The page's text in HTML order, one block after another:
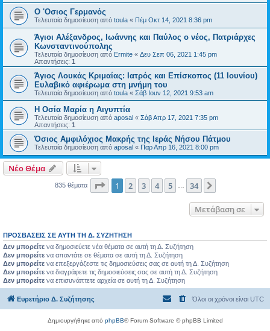
O 'Oσιος Γερμανός
Τελευταία δημοσίευση από toula « Πέμ Οκτ 14, 2021 8:36 pm
Άγιοι Αλέξανδρος, Ιωάννης και Παύλος ο νέος, Πατριάρχες
Κωνσταντινούπολης
Τελευταία δημοσίευση από Ermite « Δευ Σεπ 06, 2021 1:45 pm
Απαντήσεις: 1
Άγιος Λουκάς Κριμαίας: Ιατρός και Επίσκοπος (11 Ιουνίου)
Ευλαβικό αφιέρωμα στη μνήμη του
Τελευταία δημοσίευση από toula « Σάβ Ιουν 12, 2021 9:53 am
Η Οσία Μαρία η Αιγυπτία
Τελευταία δημοσίευση από aposal « Σάβ Απρ 17, 2021 7:35 pm
Απαντήσεις: 1
Όσιος Αμφιλόχιος Μακρής της Ιεράς Νήσου Πάτμου
Τελευταία δημοσίευση από aposal « Παρ Απρ 16, 2021 8:00 pm
Νέο Θέμα
835 θέματα Σελίδα από34
1 2 3 4 5 34
Μετάβαση σε
ΠΡΟΣΒΆΣΕΙΣ ΣΕ ΑΥΤΉ ΤΗ Δ. ΣΥΖΉΤΗΣΗ
Δεν μπορείτε να δημοσιεύετε νέα θέματα σε αυτή τη Δ. Συζήτηση
Δεν μπορείτε να απαντάτε σε θέματα σε αυτή τη Δ. Συζήτηση
Δεν μπορείτε να επεξεργάζεστε τις δημοσιεύσεις σας σε αυτή τη Δ. Συζήτηση
Δεν μπορείτε να διαγράφετε τις δημοσιεύσεις σας σε αυτή τη Δ. Συζήτηση
Δεν μπορείτε να επισυνάπτετε αρχεία σε αυτή τη Δ. Συζήτηση
Ευρετήριο Δ. Συζήτησης Όλοι οι χρόνοι είναι UTC
Δημιουργήθηκε από phpBB® Forum Software © phpBB Limited